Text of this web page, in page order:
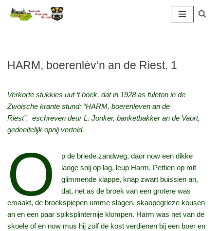
inhoud
HARM, boerenlèv’n an de Riest. 1
Verkorte stukkies uut ‘t boek, dat in 1928 as fuleton in de
Zwolsche krante stund: “HARM, boerenleven an de
Riest”, eschreven deur L. Jonker, banketbakker an de Vaort,
gedeeltelijk opnij verteld.
O
p de briede zandweg, daor now een dikke
laoge snij op lag, leup Harm. Pettien op mit
glimmende klappe, knap zwart buissien an,
dat, net as de broek van een grotere was
emaakt, de broekspiepen umme slagen, skaopegrieze kousen
an en een paar spiksplinternije klompen. Harm was net van de
skoele of en now mus hij zölf de kost verdienen bij een boer en